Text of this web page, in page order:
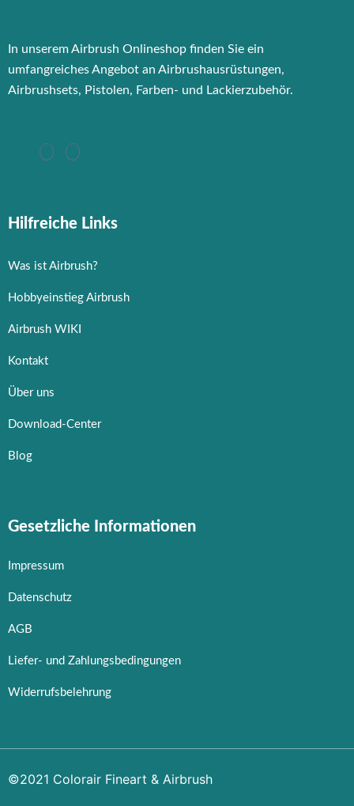
In unserem Airbrush Onlineshop finden Sie ein
umfangreiches Angebot an Airbrushausrüstungen,
Airbrushsets, Pistolen, Farben- und Lackierzubehör.
Hilfreiche Links
Was ist Airbrush?
Hobbyeinstieg Airbrush
Airbrush WIKI
Kontakt
Über uns
Download-Center
Blog
Gesetzliche Informationen
Impressum
Datenschutz
AGB
Liefer- und Zahlungsbedingungen
Widerrufsbelehrung
©2021 Colorair Fineart & Airbrush